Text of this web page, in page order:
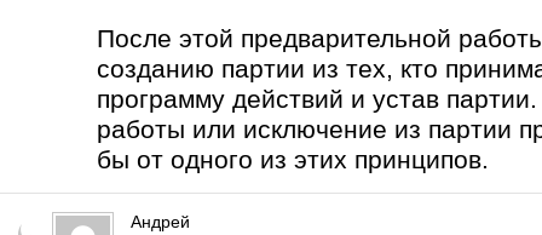
После этой предварительной
созданию партии из тех, кто
программу действий и устав
работы или исключение из партии
бы от одного из этих принципов.
Андрей